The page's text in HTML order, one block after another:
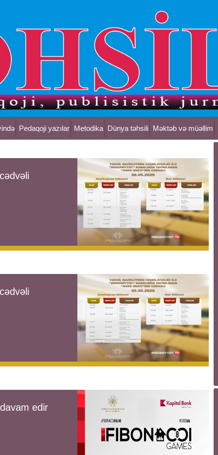
Pedaqoji yazılar Metodika Dünya təhsili Məktəb və müəllim
edir